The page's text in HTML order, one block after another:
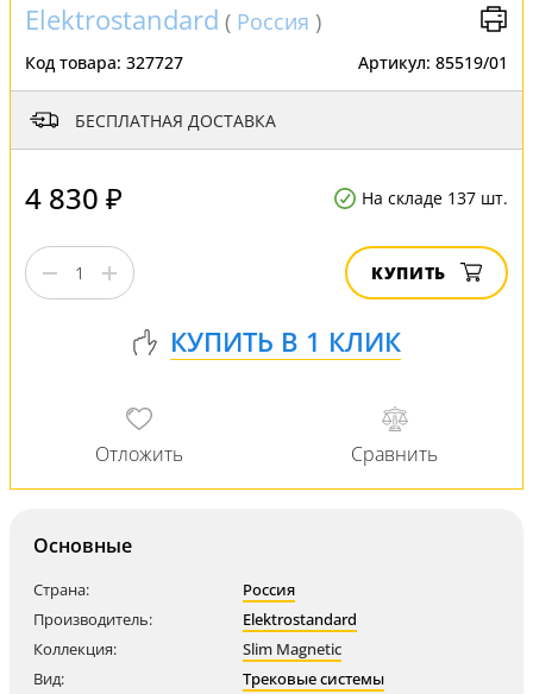
Elektrostandard ( Россия )
Код товара: 327727 Артикул: 85519/01
БЕСПЛАТНАЯ ДОСТАВКА
4 830 ₽ На складе 137 шт.
КУПИТЬ
Основные
Страна:
Россия
Производитель:
Elektrostandard
Коллекция:
Slim Magnetic
Вид:
Трековые системы